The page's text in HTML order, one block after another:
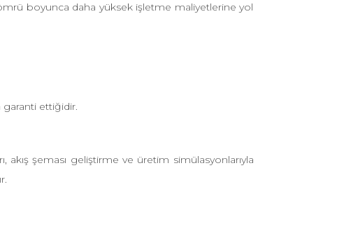
boyunca daha yüksek işletme maliyetlerine yol
garanti ettiğidir.
şeması geliştirme ve üretim simülasyonlarıyla